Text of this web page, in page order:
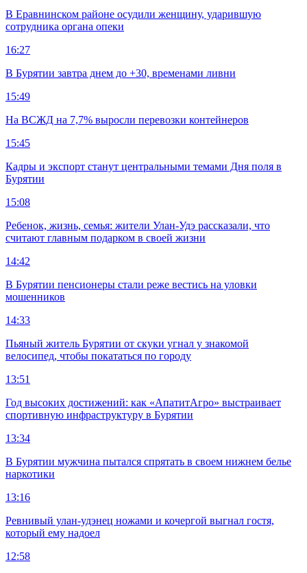
В Еравнинском районе осудили женщину, ударившую
сотрудника органа опеки
16:27
В Бурятии завтра днем до +30, временами ливни
15:49
На ВСЖД на 7,7% выросли перевозки контейнеров
15:45
Кадры и экспорт станут центральными темами Дня поля в
Бурятии
15:08
Ребенок, жизнь, семья: жители Улан-Удэ рассказали, что
считают главным подарком в своей жизни
14:42
В Бурятии пенсионеры стали реже вестись на уловки
мошенников
14:33
Пьяный житель Бурятии от скуки угнал у знакомой
велосипед, чтобы покататься по городу
13:51
Год высоких достижений: как «АпатитАгро» выстраивает
спортивную инфраструктуру в Бурятии
13:34
В Бурятии мужчина пытался спрятать в своем нижнем белье
наркотики
13:16
Ревнивый улан-удэнец ножами и кочергой выгнал гостя,
который ему надоел
12:58